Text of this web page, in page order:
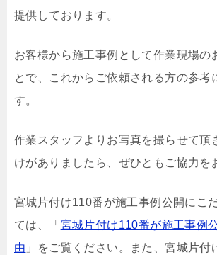
提供しております。
お客様から施工事例として作業現場の
とで、これからご依頼される方の参考
す。
作業スタッフよりお写真を撮らせて頂
けがありましたら、ぜひともご協力を
宮城片付け110番が施工事例公開にこ
ては、「 宮城片付け110番が施工事例
由 」をご覧ください。また、宮城片付